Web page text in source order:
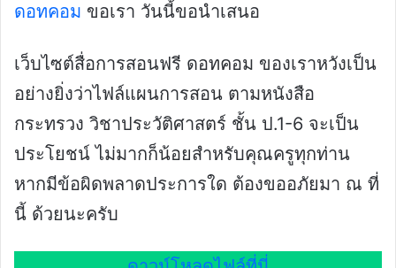
ดอทคอม ขอเรา วันนี้ขอนำเสนอ
เว็บไซต์สื่อการสอนฟรี ดอทคอม ของเราหวังเป็น
อย่างยิ่งว่าไฟล์แผนการสอน ตามหนังสือ
กระทรวง วิชาประวัติศาสตร์ ชั้น ป.1-6 จะเป็น
ประโยชน์ ไม่มากก็น้อยสำหรับคุณครูทุกท่าน
หากมีข้อผิดพลาดประการใด ต้องขออภัยมา ณ ที่
นี้ ด้วยนะครับ